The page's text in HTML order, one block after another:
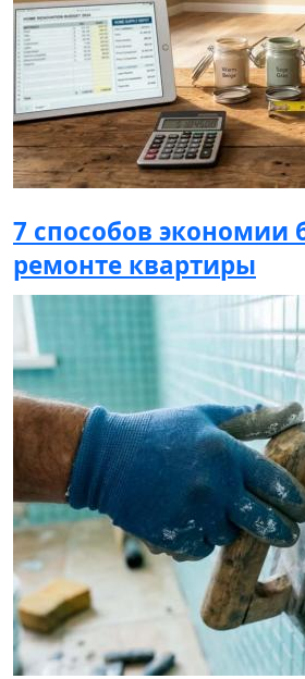
7 способов экономии
ремонте квартиры